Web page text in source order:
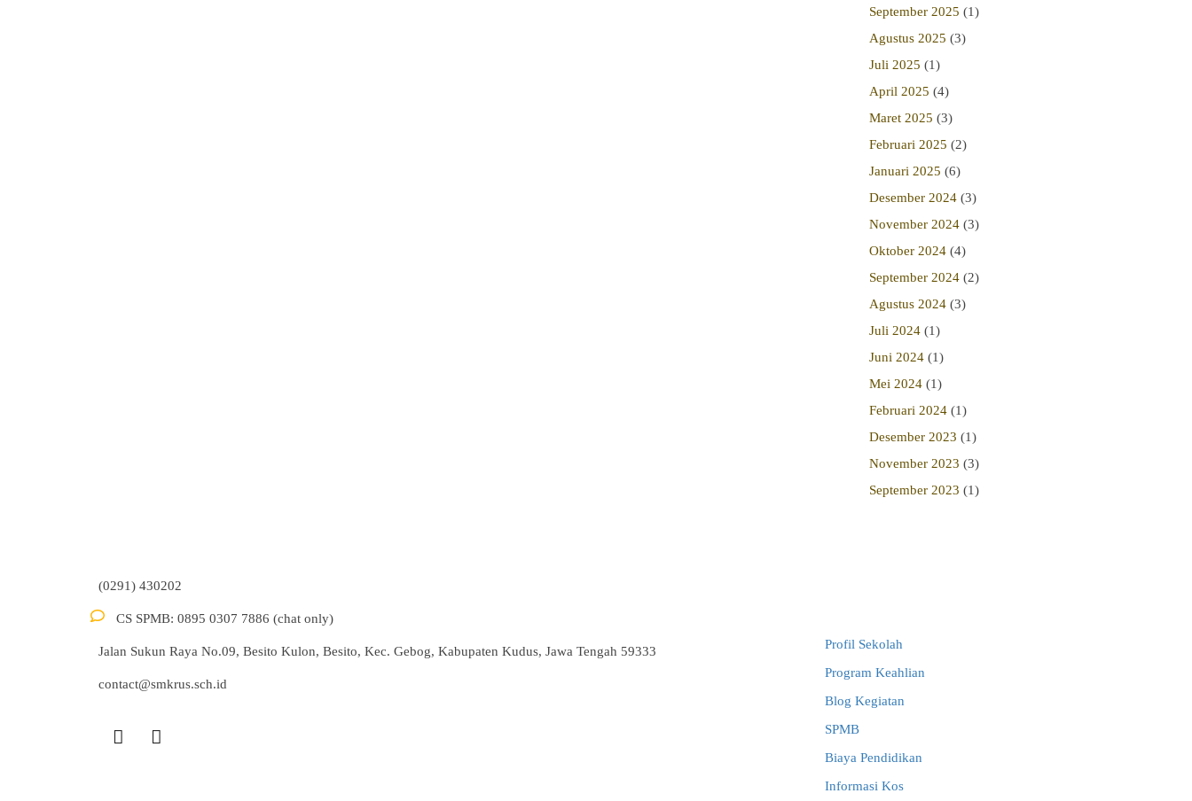
September 2025 (1)
Agustus 2025 (3)
Juli 2025 (1)
April 2025 (4)
Maret 2025 (3)
Februari 2025 (2)
Januari 2025 (6)
Desember 2024(3)
November 2024(3)
Oktober 2024(4)
September 2024(2)
Agustus 2024(3)
Juli 2024(1)
Juni 2024(1)
Mei 2024(1)
Februari 2024(1)
Desember 2023 (1)
November 2023 (3)
September 2023 (1)
(0291) 430202
CS SPMB: 0895 0307 7886 (chat only)
Jalan Sukun Raya No.09, Besito Kulon, Besito, Kec. Gebog, Kabupaten Kudus, Jawa Tengah 59333
contact@smkrus.sch.id
Profil Sekolah
Program Keahlian
Blog Kegiatan
SPMB
Biaya Pendidikan
Informasi Kos